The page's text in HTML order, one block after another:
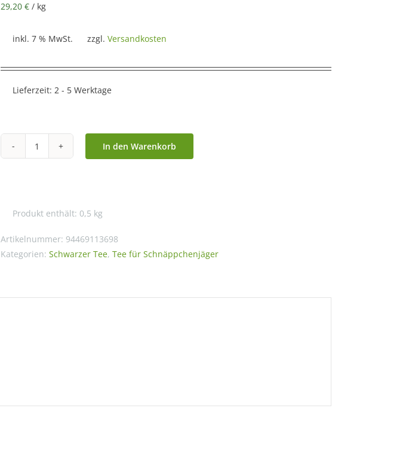
29,20 € / kg
inkl. 7 % MwSt. zzgl. Versandkosten
Lieferzeit: 2 - 5 Werktage
Schwarztee
Menge
In den Warenkorb
Produkt enthält: 0,5 kg
Artikelnummer: 94469113698
Kategorien: Schwarzer Tee, Tee für Schnäppchenjäger